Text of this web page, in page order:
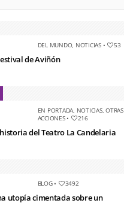
DEL MUNDO, NOTICIAS• 53
de Aviñón
EN PORTADA, NOTICIAS,OTRAS
ACCIONES• 216
del Teatro La Candelaria
BLOG• 3492
utopía cimentada sobre un